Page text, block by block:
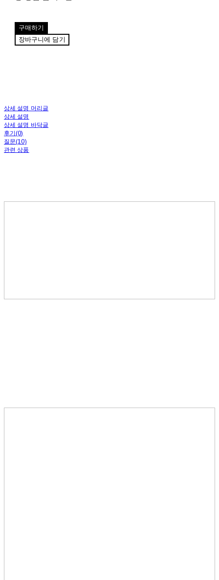
구매하기
장바구니에 담기
상세 설명 머리글
상세 설명
상세 설명 바닥글
후기(0)
질문(10)
관련 상품